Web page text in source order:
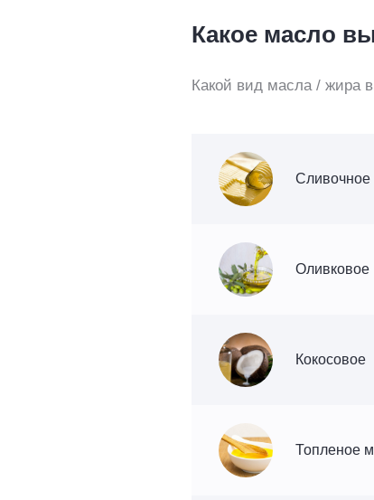
Какое масло
Какой вид масла / жира
Сливочное
Оливковое
Кокосовое
Топленое